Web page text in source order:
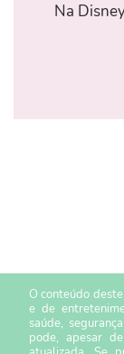
Na
O conteúdo
e de
saúde,
pode, apesar